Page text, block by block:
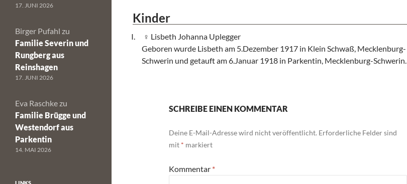
Kinder
Lisbeth Johanna Uplegger
Geboren wurde Lisbeth am 5.Dezember 1917 in Klein Schwaß, Mecklenburg-
Schwerin und getauft am 6.Januar 1918 in Parkentin, Mecklenburg-Schwerin.
SCHREIBE EINEN KOMMENTAR
Deine E-Mail-Adresse wird nicht veröffentlicht. Erforderliche Felder sind
mit * markiert
Kommentar *
17. JUNI 2026
Birger Pufahl zu
Familie Severin und
Rungberg aus
Reinshagen
17. JUNI 2026
Eva Raschke zu
Familie Brügge und
Westendorf aus
Parkentin
14. MAI 2026